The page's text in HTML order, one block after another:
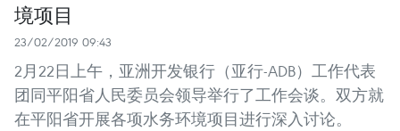
境项目
23/02/2019 09:43
2月22日上午，亚洲开发银行（亚行-ADB）工作代表
团同平阳省人民委员会领导举行了工作会谈。双方就
在平阳省开展各项水务环境项目进行深入讨论。